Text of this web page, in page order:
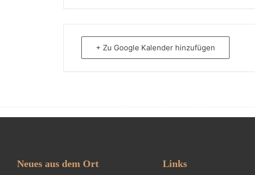
+ Zu Google Kalender hinzufügen
Neuesaus dem Ort Links